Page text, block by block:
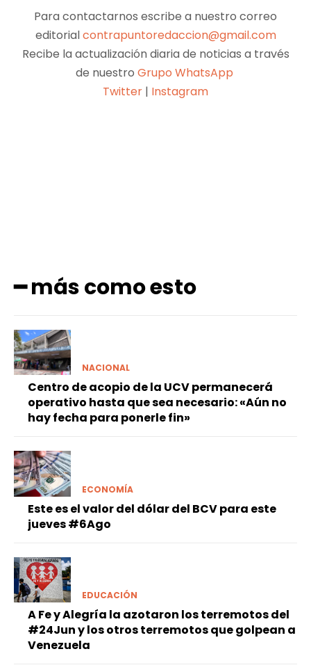
Para contactarnos escribe a nuestro correo
editorialcontrapuntoredaccion@gmail.com
Recibe la actualización diaria de noticias a través
de nuestro Grupo WhatsApp
Twitter | Instagram
━ más como esto
NACIONAL
Centro de acopio de la UCV permanecerá
operativo hasta que sea necesario: «Aún no
hay fecha para ponerle fin»
ECONOMÍA
Este es el valor del dólar del BCV para este
jueves #6Ago
EDUCACIÓN
A Fe y Alegría la azotaron los terremotos del
#24Jun y los otros terremotos que golpean a
Venezuela